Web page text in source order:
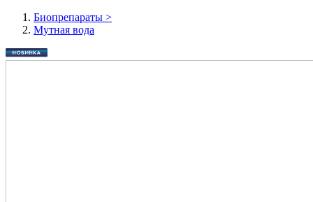
Биопрепараты >
Мутная вода